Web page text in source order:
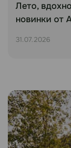
Лето,
новинки от
31.07.2026